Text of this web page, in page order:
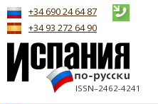
ISSN–2462-4241
+34 690 24 64 87
+34 93 272 64 90